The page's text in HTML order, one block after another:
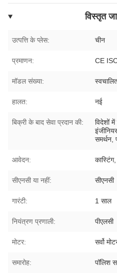
विस्तृत
उत्पत्ति के प्लेस: चीन
प्रमाणन: CE
मॉडल संख्या:
हालत: नई
बिक्री के बाद सेवा प्रदान की:
विदेशों
समर्थन,
आवेदन:
सीएनसी या नहीं: सीएनसी
गारंटी: 1 साल
नियंत्रण प्रणाली: पीएलसी
मोटर: सर्वो
समारोह: पॉलिश